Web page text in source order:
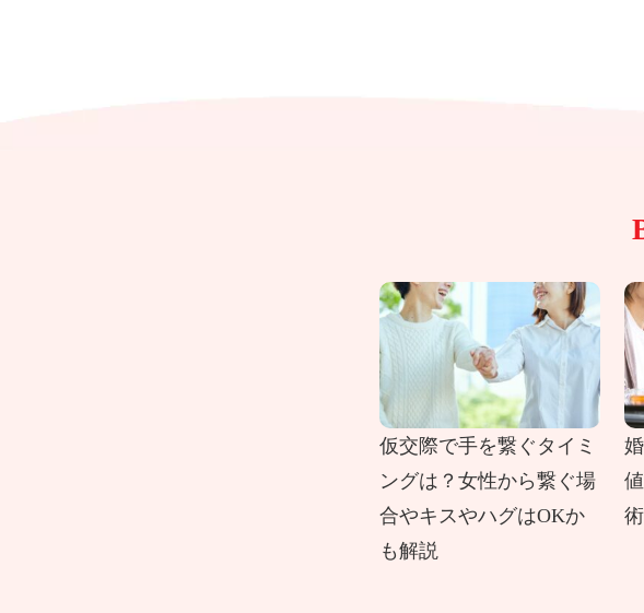
仮交際で手を繋ぐタイミ
ングは？女性から繋ぐ場
合やキスやハグはOKか
も解説
術